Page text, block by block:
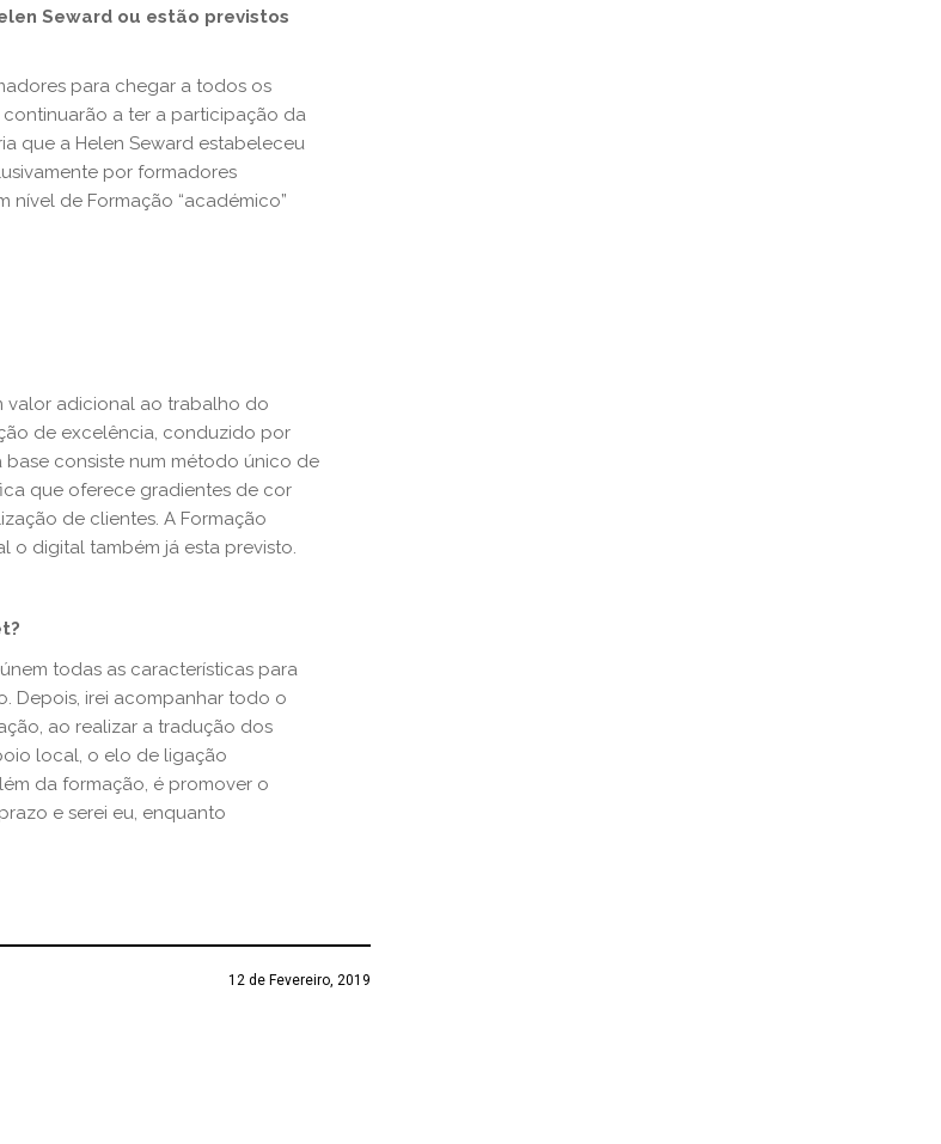
Seward ou estão previstos
para chegar a todos os
a ter a participação da
que a Helen Seward estabeleceu
por formadores
nível de Formação “académico”
valor adicional ao trabalho do
de excelência, conduzido por
base consiste num método único de
que oferece gradientes de cor
de clientes. A Formação
o digital também já esta previsto.
todas as características para
Depois, irei acompanhar todo o
ao realizar a tradução dos
local, o elo de ligação
da formação, é promover o
e serei eu, enquanto
12 de Fevereiro, 2019